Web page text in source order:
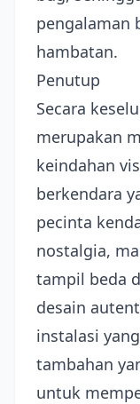
pengalaman
hambatan.
Penutup
Secara
merupakan
keindahan
berkendara
pecinta
nostalgia,
tampil beda
desain
instalasi
tambahan
untuk